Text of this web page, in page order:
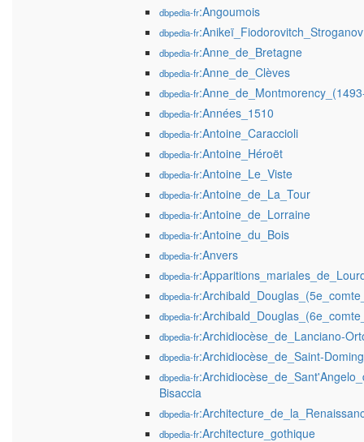
dbpedia-fr:Angoumois
dbpedia-fr:Anikeï_Fiodorovitch_Stroganov
dbpedia-fr:Anne_de_Bretagne
dbpedia-fr:Anne_de_Clèves
dbpedia-fr
dbpedia-fr:Années_1510
dbpedia-fr:Antoine_Caraccioli
dbpedia-fr:Antoine_Héroët
dbpedia-fr:Antoine_Le_Viste
dbpedia-fr:Antoine_de_La_Tour
dbpedia-fr:Antoine_de_Lorraine
dbpedia-fr:Antoine_du_Bois
dbpedia-fr:Anvers
dbpedia-fr
dbpedia-fr
dbpedia-fr
dbpedia-fr:Archidiocèse_de_Lanciano-
dbpedia-fr:Archidiocèse_de_Saint-
dbpedia-fr
Bisaccia
dbpedia-fr
dbpedia-fr:Architecture_gothique